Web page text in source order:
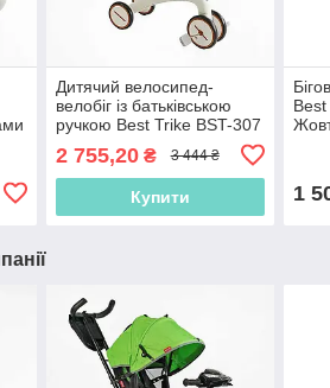
Дитячий велосипед-
велобіг із батьківською
ручкою Best Trike BST-307
нейлон
2 755,20₴ 3 444 ₴
Купити 1